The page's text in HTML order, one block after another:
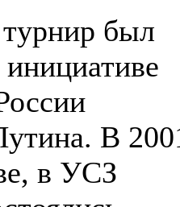
был
В
в УСЗ